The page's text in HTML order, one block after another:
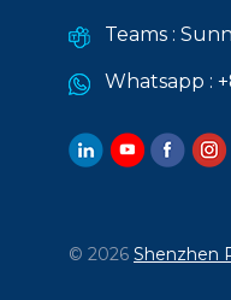
Teams :
Whatsapp :
© 2026 Shenzhen